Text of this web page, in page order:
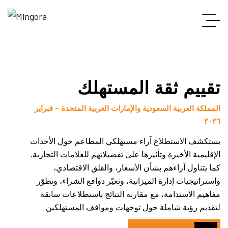
تقييم ثقة المستهلك
المملكة العربية السعودية والإمارات العربية المتحدة – فبراير
٢٠٢٦
يستكشف الاستطلاع آراء مستهلكي المطاعم حول الأحداث
الإقليمية الأخيرة وتأثيرها على تفضيلاتهم للعلامات التجارية.
كما يتناول آراءهم بشأن الأسعار، والقلق الاقتصادي،
واستراتيجيات إدارة الميزانية، وتغيّر دوافع الشراء، وتطوّر
مفاهيم الاستدامة، مع مقارنة النتائج باستطلاعات سابقة
لتقديم رؤية شاملة حول توجهات ومواقف المستهلكين